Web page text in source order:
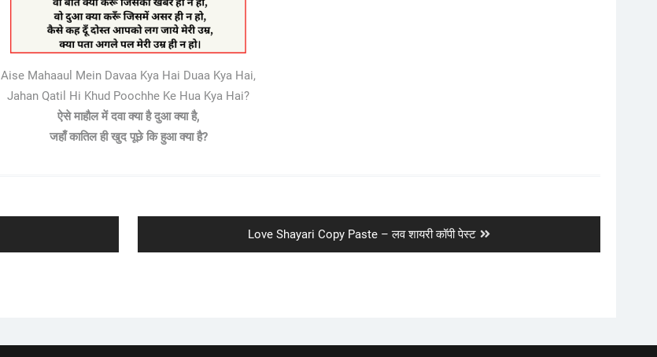
Aise Mahaaul Mein Davaa Kya Hai Duaa Kya Hai,
Jahan Qatil Hi Khud Poochhe Ke Hua Kya Hai?
ऐसे माहौल में दवा क्या है दुआ क्या है,
जहाँ कातिल ही खुद पूछे कि हुआ क्या है?
Next
post:
Love Shayari Copy Paste – लव शायरी कॉपी पेस्ट